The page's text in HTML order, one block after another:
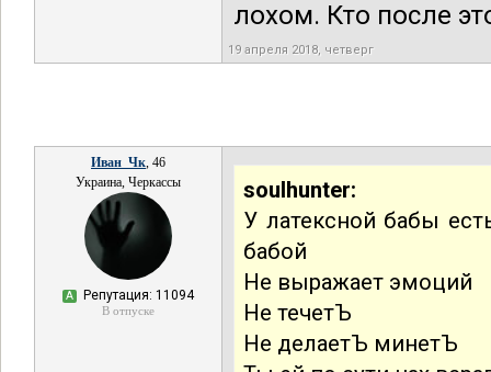
лохом. Кто после
19 апреля 2018, четверг
Иван_Чк, 46
Украина, Черкассы
А Репутация: 11094
В отпуске
soulhunter:
У латексной бабы
бабой
Не выражает эмоций
Не течетЪ
Не делаетЪ минетЪ